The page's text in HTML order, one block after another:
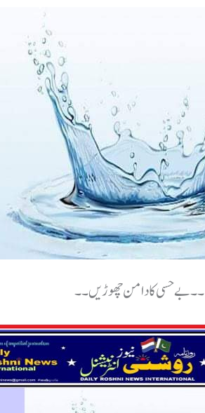
۔۔بےحسی کا دامن چھوڑیں۔۔